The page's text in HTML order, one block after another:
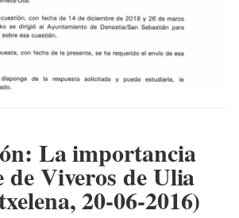
La importancia
de Viveros de Ulia
20-06-2016)